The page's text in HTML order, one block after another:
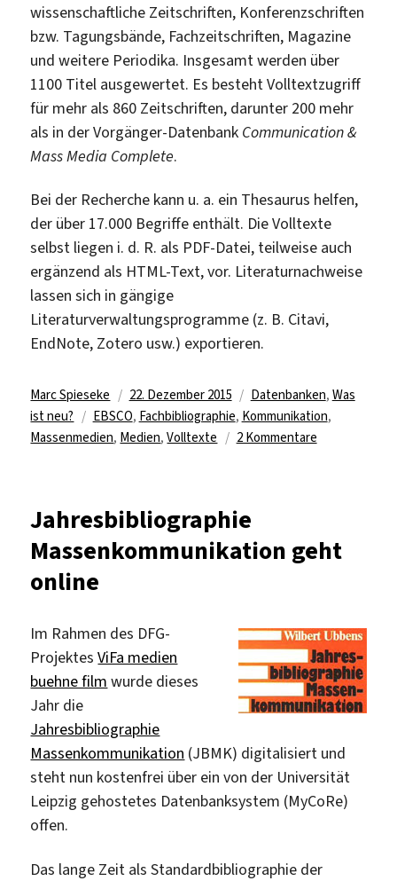
wissenschaftliche Zeitschriften, Konferenzschriften
bzw. Tagungsbände, Fachzeitschriften, Magazine
und weitere Periodika. Insgesamt werden über
1100 Titel ausgewertet. Es besteht Volltextzugriff
für mehr als 860 Zeitschriften, darunter 200 mehr
als in der Vorgänger-Datenbank Communication &
Mass Media Complete.
Bei der Recherche kann u. a. ein Thesaurus helfen,
der über 17.000 Begriffe enthält. Die Volltexte
selbst liegen i. d. R. als PDF-Datei, teilweise auch
ergänzend als HTML-Text, vor. Literaturnachweise
lassen sich in gängige
Literaturverwaltungsprogramme (z. B. Citavi,
EndNote, Zotero usw.) exportieren.
Autor
Marc Spieseke
Veröffentlicht
am
22. Dezember 2015 Kategorien
Datenbanken, Was
ist neu?
Schlagwörter
EBSCO, Fachbibliographie, Kommunikation,
Massenmedien, Medien,Volltexte 2 Kommentarezu
Media
Complete“
Source“
Jahresbibliographie
Massenkommunikation geht
online
Im Rahmen des DFG-
ProjektesViFa medien
buehne film wurde dieses
Jahr die
Jahresbibliographie
Massenkommunikation (JBMK) digitalisiert und
steht nun kostenfrei über ein von der Universität
Leipzig gehostetes Datenbanksystem (MyCoRe)
offen.
Das lange Zeit als Standardbibliographie der